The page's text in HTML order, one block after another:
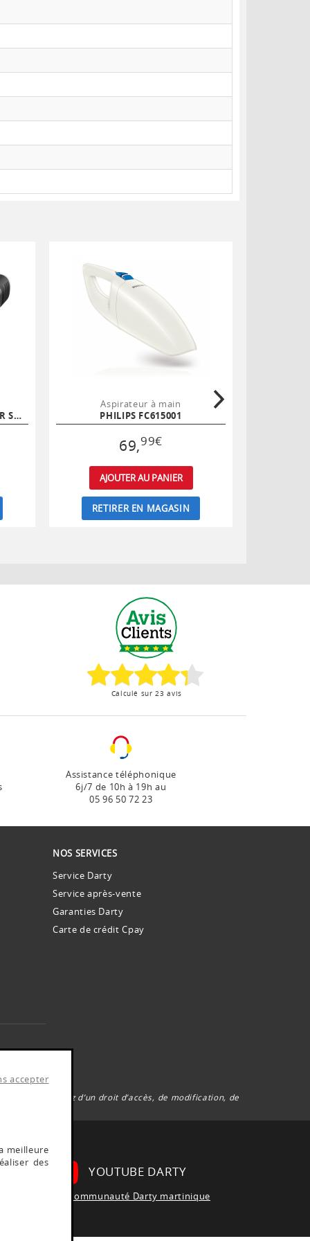
BLACK & DECKER DUSTBUSTER SHINEFLASH NOIR
Aspirateur à main
PHILIPS FC615001
69,99€
AJOUTER AU PANIER
RETIRER EN MAGASIN
accepter
meilleure
des
Calculé sur 23 avis
Assistance téléphonique
6j/7 de 10h à 19h au
05 96 50 72 23
NOS SERVICES
Service Darty
Service après-vente
Garanties Darty
Carte de crédit Cpay
vous disposez d’un droit d’accès, de modification, de
YOUTUBE DARTY
Rejoignez la communauté Darty martinique